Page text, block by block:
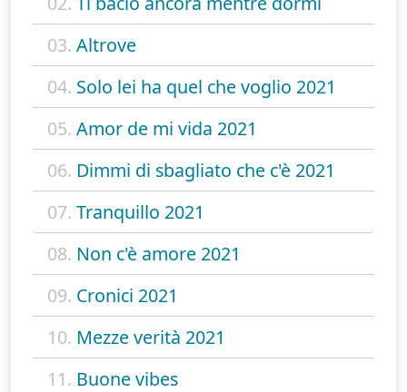
03. Altrove
04. Solo lei ha quel che voglio 2021
05. Amor de mi vida 2021
06. Dimmi di sbagliato che c'è 2021
07. Tranquillo 2021
08. Non c'è amore 2021
09. Cronici 2021
10. Mezze verità 2021
11. Buone vibes